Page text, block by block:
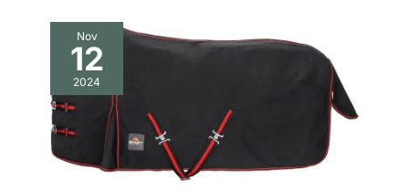
Nov
12
2024